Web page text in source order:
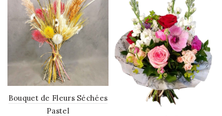
Bouquet de Fleurs Séchées
Pastel